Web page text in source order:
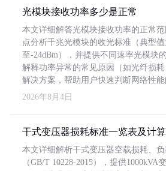
光模块接收功率多少是正常
本文详细解答光模块接收功率的正常
点分析千兆光模块的收光标准（典型值
至-24dBm），并提供不同速率光模块
解释功率异常的常见原因（如光纤损
解决方案，帮助用户快速判断网络性能
2026年8月4日
干式变压器损耗标准一览表及计
本文详细解析干式变压器空载损耗、
（GB/T 10228-2015），提供1000kVA